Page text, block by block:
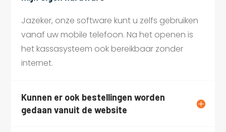
Jazeker, onze software kunt u zelfs gebruiken
vanaf uw mobile telefoon. Na het openen is
het kassasysteem ook bereikbaar zonder
internet.
Kunnen er ook bestellingen worden
gedaan vanuit de website